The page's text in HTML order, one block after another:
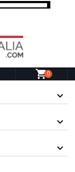
shopping_cart0